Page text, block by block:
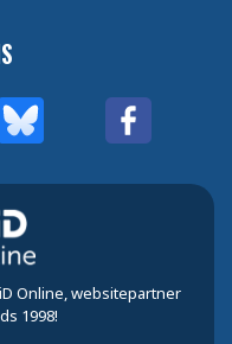
Online, websitepartner
1998!